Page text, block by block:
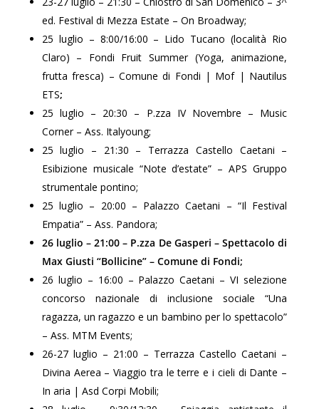
ed. Festival di Mezza Estate – On Broadway;
25 luglio – 8:00/16:00 – Lido Tucano (località Rio
Claro) – Fondi Fruit Summer (Yoga, animazione,
frutta fresca) – Comune di Fondi | Mof | Nautilus
ETS;
25 luglio – 20:30 – P.zza IV Novembre – Music
Corner – Ass. Italyoung;
25 luglio – 21:30 – Terrazza Castello Caetani –
Esibizione musicale “Note d’estate” – APS Gruppo
strumentale pontino;
25 luglio – 20:00 – Palazzo Caetani – “Il Festival
Empatia” – Ass. Pandora;
26 luglio – 21:00 – P.zza De Gasperi – Spettacolo di
Max Giusti “Bollicine” – Comune di Fondi;
26 luglio – 16:00 – Palazzo Caetani – VI selezione
concorso nazionale di inclusione sociale “Una
ragazza, un ragazzo e un bambino per lo spettacolo”
– Ass. MTM Events;
26-27 luglio – 21:00 – Terrazza Castello Caetani –
Divina Aerea – Viaggio tra le terre e i cieli di Dante –
In aria | Asd Corpi Mobili;